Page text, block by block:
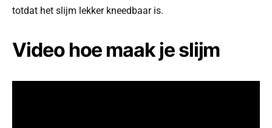
totdat het slijm lekker kneedbaar is.
Video hoe maak je slijm